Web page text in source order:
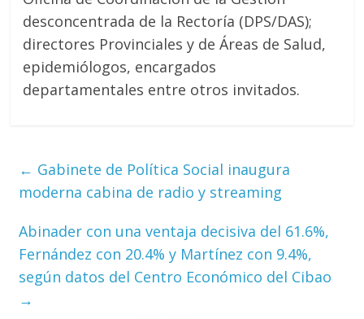
desconcentrada de la Rectoría (DPS/DAS);
directores Provinciales y de Áreas de Salud,
epidemiólogos, encargados
departamentales entre otros invitados.
← Gabinete de Política Social inaugura
moderna cabina de radio y streaming
Abinader con una ventaja decisiva del 61.6%,
Fernández con 20.4% y Martínez con 9.4%,
según datos del Centro Económico del Cibao
→